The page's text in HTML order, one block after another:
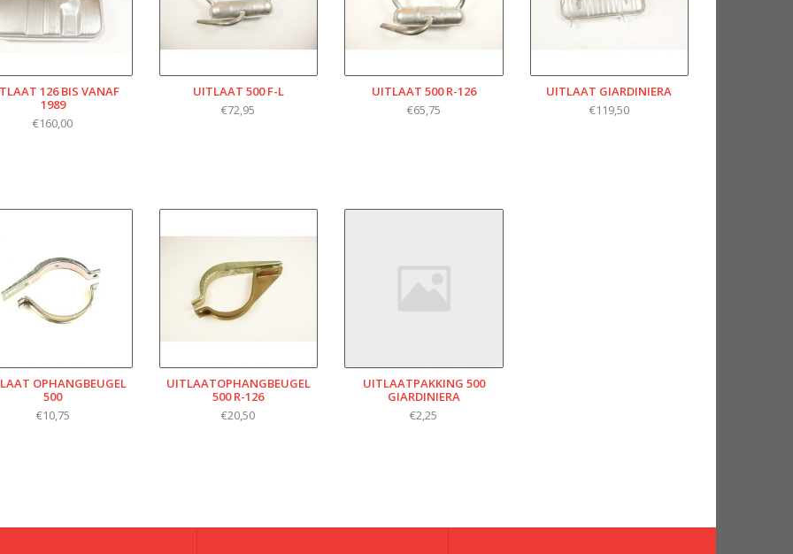
126 BIS VANAF
1989
€160,00
UITLAAT 500 F-L
€72,95
UITLAAT 500 R-126
€65,75
UITLAAT GIARDINIERA
€119,50
OPHANGBEUGEL
500
€10,75
UITLAATOPHANGBEUGEL
500 R-126
€20,50
UITLAATPAKKING 500
GIARDINIERA
€2,25